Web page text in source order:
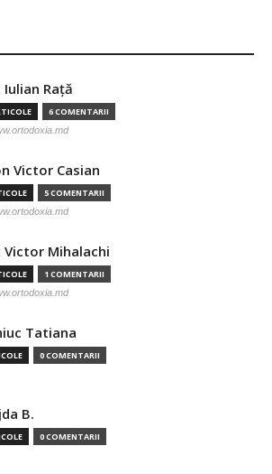
Raţă
6 COMENTARII
Victor Casian
5 COMENTARII
Victor Mihalachi
1 COMENTARII
Tatiana
0 COMENTARII
B.
0 COMENTARII